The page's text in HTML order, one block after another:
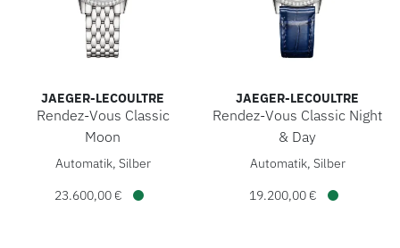
JAEGER-LECOULTRE
Rendez-Vous Classic
Moon
Jaeger-LeCoultre Rendez-Vous Classic Moon, Ref:
Automatik, Silber
23.600,00 €
JAEGER-LECOULTRE
Rendez-Vous Classic Night
& Day
Jaeger-LeCoultre Rendez-
Automatik, Silber
19.200,00 €